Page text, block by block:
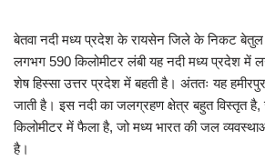
बेतवा नदी मध्य प्रदेश के रायसेन जिले के निकट बेतुल
लगभग 590 किलोमीटर लंबी यह नदी मध्य प्रदेश में
शेष हिस्सा उत्तर प्रदेश में बहती है। अंततः यह
जाती है। इस नदी का जलग्रहण क्षेत्र बहुत विस्तृत
किलोमीटर में फैला है, जो मध्य भारत की जल
है।